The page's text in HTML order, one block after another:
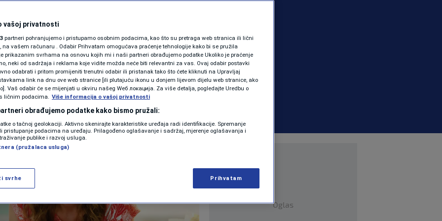
KOLUMNE
PODCAST
N1 SPECIJAL
FENOMENI
NEISTRAŽENO
VIRALNO
zdravo"
16:36 | PROMO | komentara
Više
Oglas
vašoj privatnosti
partneri pohranjujemo i pristupamo osobnim podacima, kao što su pretraga web stranica ili lični
na vašem računaru . Odabir Prihvatam omogućava praćenje tehnologije kako bi se pružila
prikazanim svrhama na osnovu kojih mi i naši partneri obrađujemo podatke Ukoliko je praćenje
neki od sadržaja i reklama koje vidite možda neće biti relevantni za vas. Ovaj odabir postavki
odabrati i pritom promijeniti trenutni odabir ili pristanak tako što ćete kliknuti na Upravljaj
link na dnu ove web stranice [ili plutajuću ikonu u donjem lijevom dijelu web stranice, ako
Vaš odabir će se mijenjati u okviru našeg Wеб локација. Za više detalja, pogledajte Uredbu o
ličnim podacima. Više informacija o vašoj privatnosti
obrađujemo podatke kako bismo pružali:
o tačnoj geolokaciji. Aktivno skenirajte karakteristike uređaja radi identifikacije. Spremanje
pristupanje podacima na uređaju. Prilagođeno oglašavanje i sadržaj, mjerenje oglašavanja i
publike i razvoj usluga.
(pružalaca usluga)
svrhe Prihvatam